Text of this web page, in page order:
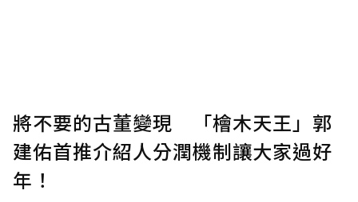
將不要的古董變現 「檜木天王」郭
建佑首推介紹人分潤機制讓大家過好
年！